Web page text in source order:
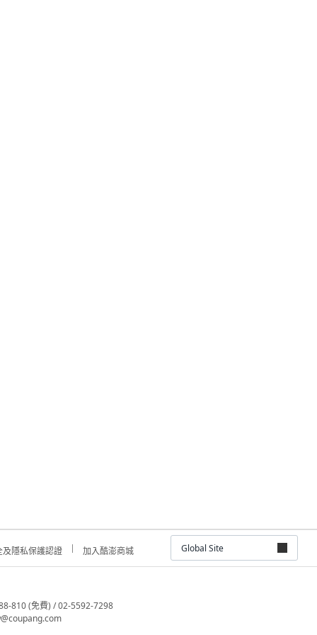
及隱私保護認證 加入酷澎商城 Global Site
810 (免費) / 02-5592-7298